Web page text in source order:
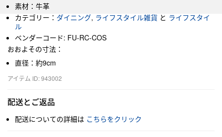
素材：牛革
カテゴリー： ダイニング, ライフスタイル雑貨 と ライフスタイ
ル
ベンダーコード: FU-RC-COS
おおよその寸法：
直径：約9cm
アイテム ID: 943002
配送とご返品
配送についての詳細は こちらをクリック